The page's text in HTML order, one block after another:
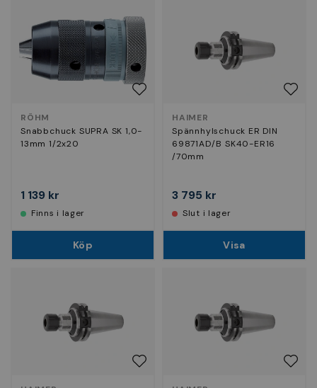
RÖHM
Snabbchuck SUPRA SK 1,0-
13mm 1/2x20
1 139 kr
Finns i lager
Köp
HAIMER
Spännhylschuck ER DIN
69871AD/B SK40-ER16
/70mm
3 795 kr
Slut i lager
Visa